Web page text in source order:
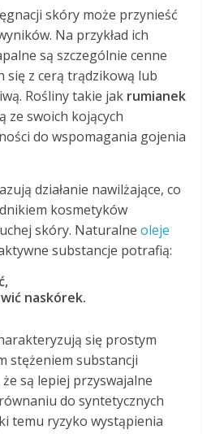
skóry może przynieść
Na przykład ich
są szczególnie cenne
się z cerą trądzikową lub
Rośliny takie jak rumianek
ze swoich kojących
do wspomagania gojenia
działanie nawilżające, co
kosmetyków
skóry. Naturalneoleje
substancje potrafią:
naskórek.
się prostym
stężeniem substancji
są lepiej przyswajalne
do syntetycznych
temu ryzyko wystąpienia